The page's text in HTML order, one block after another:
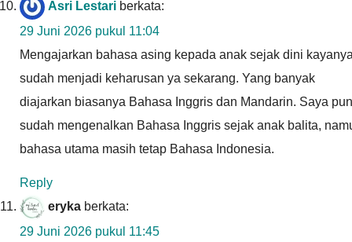
Asri Lestari berkata:
29 Juni 2026 pukul 11:04
Mengajarkan bahasa asing kepada anak sejak dini
sudah menjadi keharusan ya sekarang. Yang banyak
diajarkan biasanya Bahasa Inggris dan Mandarin. Saya pun
sudah mengenalkan Bahasa Inggris sejak anak balita,
bahasa utama masih tetap Bahasa Indonesia.
Reply
eryka berkata:
29 Juni 2026 pukul 11:45